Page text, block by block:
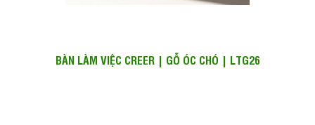
BÀN LÀM VIỆC CREER | GỖ ÓC CHÓ | LTG26